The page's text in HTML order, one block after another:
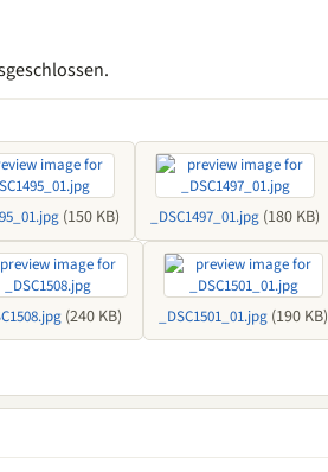
(150 KB) _DSC1497_01.jpg (180 KB)
(240 KB) _DSC1501_01.jpg (190 KB)